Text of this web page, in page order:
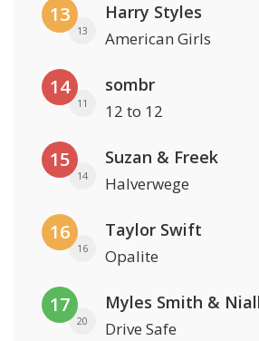
13
13
Harry Styles
American Girls
14
11
sombr
12 to 12
15
14
Suzan & Freek
Halverwege
16
16
Taylor Swift
Opalite
17
20
Myles Smith &
Drive Safe